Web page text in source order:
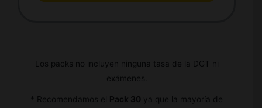
Los packs no incluyen ninguna tasa de la DGT ni
exámenes.
* Recomendamos el Pack 30 ya que la mayoría de